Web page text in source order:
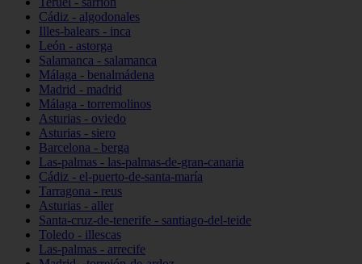
Cádiz - algodonales
Illes-balears - inca
León - astorga
Salamanca - salamanca
Málaga - benalmádena
Madrid - madrid
Málaga - torremolinos
Asturias - oviedo
Asturias - siero
Barcelona - berga
Las-palmas - las-palmas-de-gran-canaria
Cádiz - el-puerto-de-santa-maría
Tarragona - reus
Asturias - aller
Santa-cruz-de-tenerife - santiago-del-teide
Toledo - illescas
Las-palmas - arrecife